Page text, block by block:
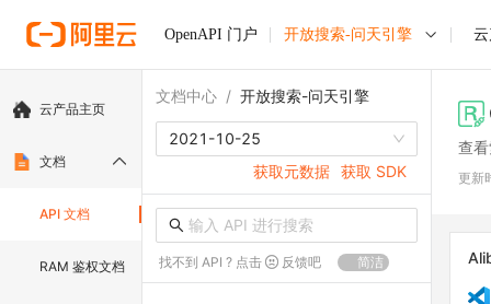
OpenAPI 门户 开放搜索-问天引擎
云产品主页
文档
API 文档
RAM 鉴权文档
文档中心 / 开放搜索-问天引擎
2021-10-25
获取元数据 获取 SDK
找不到 API ? 点击 反馈吧 简洁
查
更新